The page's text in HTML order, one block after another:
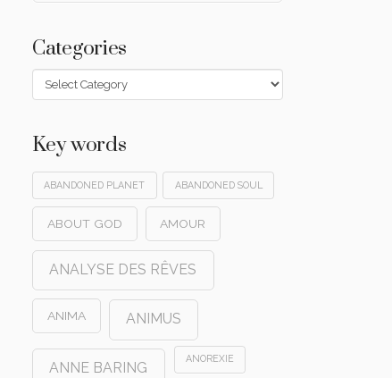
Categories
Categories
Key words
ABANDONED PLANET ABANDONED SOUL
ABOUT GOD AMOUR
ANALYSE DES RÊVES
ANIMA ANIMUS
ANNE BARING
ANOREXIE